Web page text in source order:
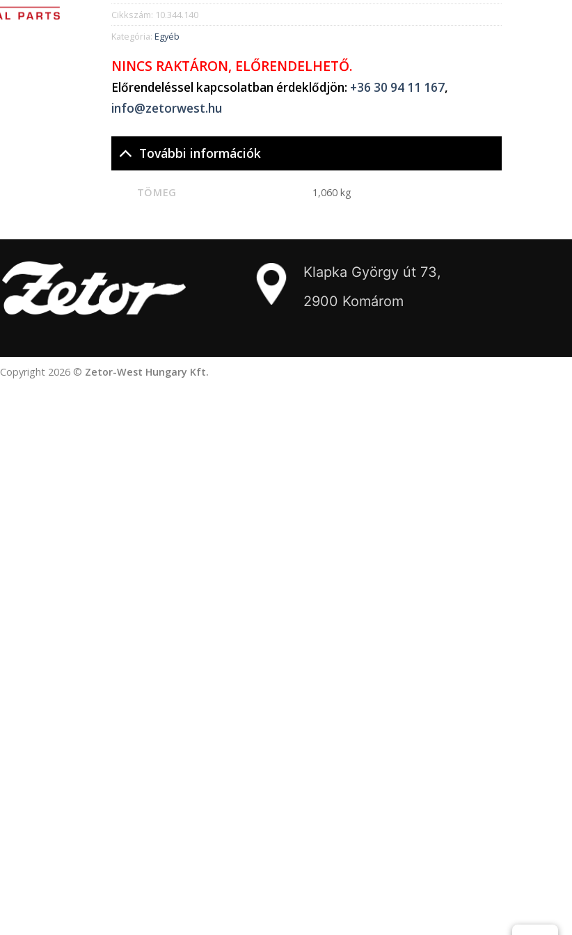
Cikkszám: 10.344.140
Kategória: Egyéb
NINCS RAKTÁRON, ELŐRENDELHETŐ.
Előrendeléssel kapcsolatban érdeklődjön: +36 30 94 11 167,
info@zetorwest.hu
További információk
TÖMEG 1,060 kg
Klapka György út 73,
2900 Komárom
Copyright 2026 © Zetor-West Hungary Kft.